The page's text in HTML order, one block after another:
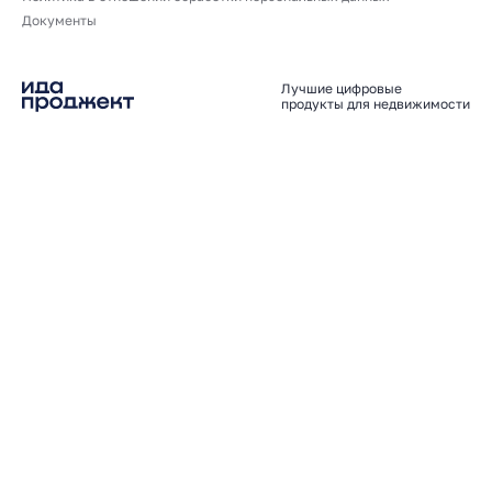
Документы
Лучшие цифровые
продукты для недвижимости